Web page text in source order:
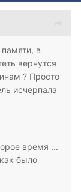
в
вернутся
? Просто
исчерпала
время ...
было